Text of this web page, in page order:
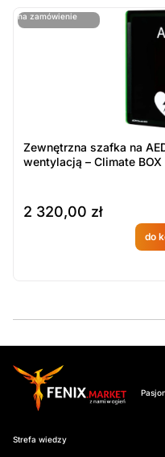
na zamówienie
ostatnie sztuki
Zewnętrzna szafka na
wentylacją – Climate BOX
2 320,00 zł
do
Produkt
Strefa wiedzy